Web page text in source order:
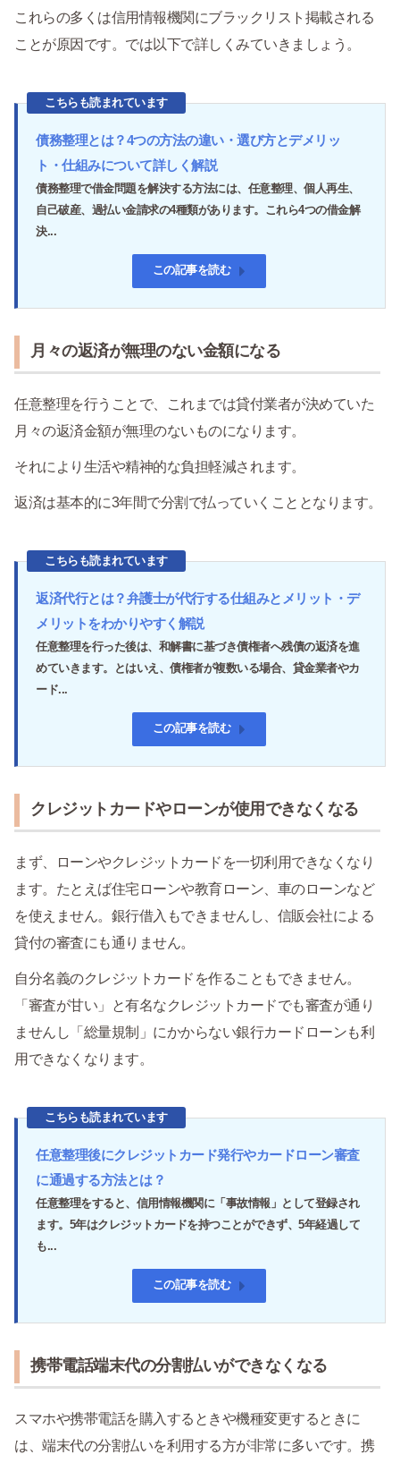
これらの多くは信用情報機関にブラックリスト掲載される
ことが原因です。では以下で詳しくみていきましょう。
こちらも読まれています
債務整理とは？4つの方法の違い・選び方とデメリッ
ト・仕組みについて詳しく解説
債務整理で借金問題を解決する方法には、任意整理、個人再生、
自己破産、過払い金請求の4種類があります。これら4つの借金解
決...
この記事を読む
月々の返済が無理のない金額になる
任意整理を行うことで、これまでは貸付業者が決めていた
月々の返済金額が無理のないものになります。
それにより生活や精神的な負担軽減されます。
返済は基本的に3年間で分割で払っていくこととなります。
こちらも読まれています
返済代行とは？弁護士が代行する仕組みとメリット・デ
メリットをわかりやすく解説
任意整理を行った後は、和解書に基づき債権者へ残債の返済を進
めていきます。とはいえ、債権者が複数いる場合、貸金業者やカ
ード...
この記事を読む
クレジットカードやローンが使用できなくなる
まず、ローンやクレジットカードを一切利用できなくなり
ます。たとえば住宅ローンや教育ローン、車のローンなど
を使えません。銀行借入もできませんし、信販会社による
貸付の審査にも通りません。
自分名義のクレジットカードを作ることもできません。
「審査が甘い」と有名なクレジットカードでも審査が通り
ませんし「総量規制」にかからない銀行カードローンも利
用できなくなります。
こちらも読まれています
任意整理後にクレジットカード発行やカードローン審査
に通過する方法とは？
任意整理をすると、信用情報機関に「事故情報」として登録され
ます。5年はクレジットカードを持つことができず、5年経過して
も...
この記事を読む
携帯電話端末代の分割払いができなくなる
スマホや携帯電話を購入するときや機種変更するときに
は、端末代の分割払いを利用する方が非常に多いです。携